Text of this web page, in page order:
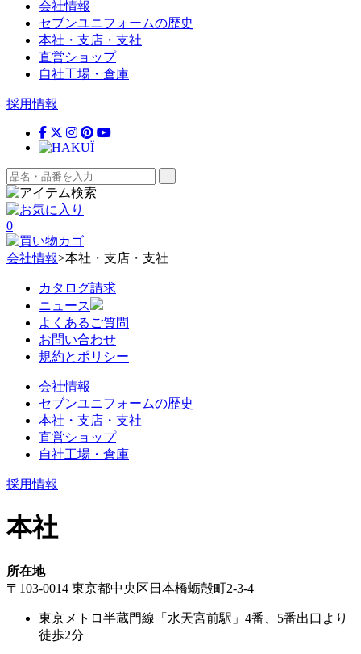
会社情報
セブンユニフォームの歴史
本社・支店・支社
直営ショップ
自社工場・倉庫
採用情報
0
会社情報>本社・支店・支社
カタログ請求
ニュース
よくあるご質問
お問い合わせ
規約とポリシー
会社情報
セブンユニフォームの歴史
本社・支店・支社
直営ショップ
自社工場・倉庫
採用情報
本社
所在地
〒103-0014 東京都中央区日本橋蛎殻町2-3-4
東京メトロ半蔵門線「水天宮前駅」4番、5番出口より
徒歩2分